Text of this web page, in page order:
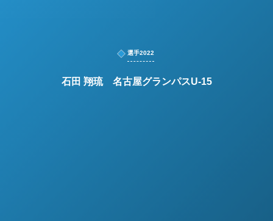
選手2022
石田 翔琉 名古屋グランパスU-15